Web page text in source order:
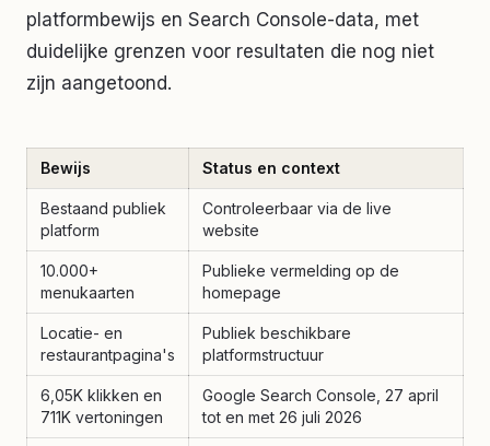
platformbewijs en Search Console-data, met
duidelijke grenzen voor resultaten die nog niet
zijn aangetoond.
Bewijs Status en context
Bestaand publiek
platform
Controleerbaar via de live
website
10.000+
menukaarten
Publieke vermelding op de
homepage
Locatie- en
restaurantpagina's
Publiek beschikbare
platformstructuur
6,05K klikken en
711K vertoningen
Google Search Console, 27 april
tot en met 26 juli 2026